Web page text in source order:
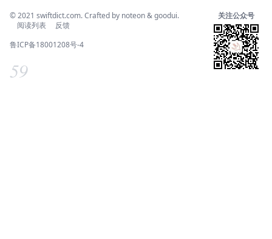
© 2021 swiftdict.com. Crafted by noteon&goodui.
阅读列表
反馈
鲁ICP备18001208号-4
59
关注公众号